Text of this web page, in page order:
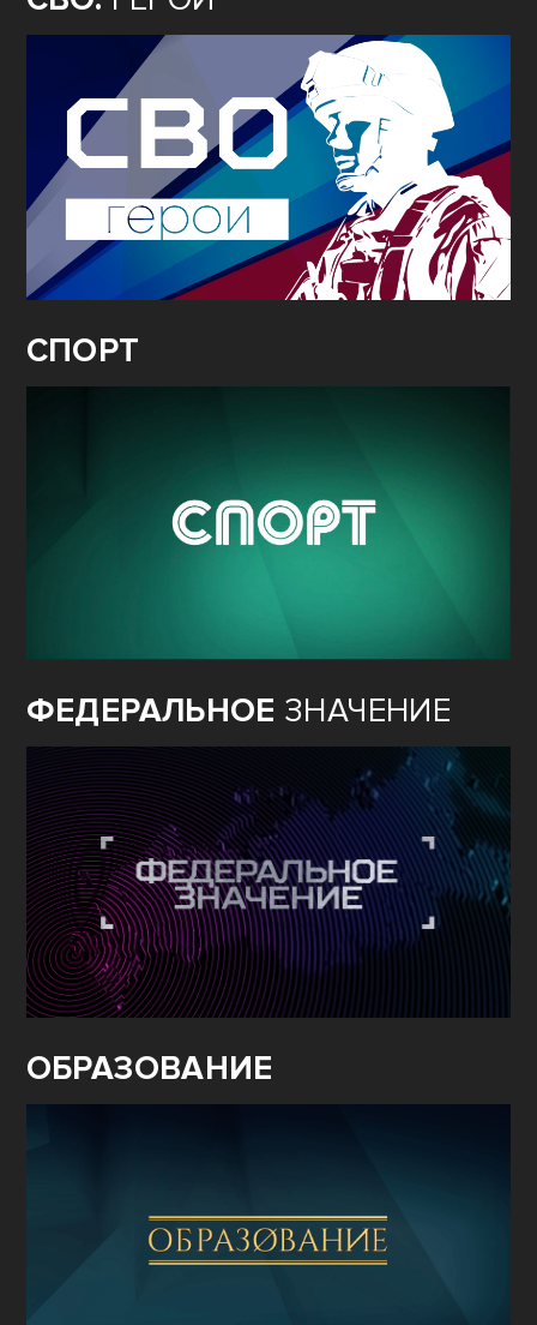
СПОРТ
ФЕДЕРАЛЬНОЕ ЗНАЧЕНИЕ
ОБРАЗОВАНИЕ